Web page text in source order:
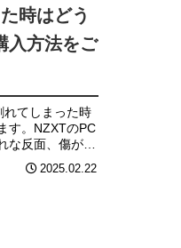
時はどう
入方法をご
れてしまった時
す。NZXTのPC
反面、傷が目
えば、ガラスが
2025.02.22